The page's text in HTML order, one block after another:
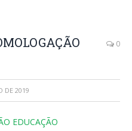
0
DE 2019
EDUCAÇÃO